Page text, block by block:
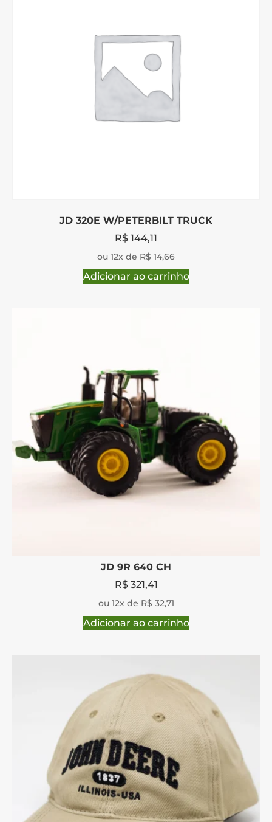
JD 320E W/PETERBILT TRUCK
R$ 144,11
ou 12x de R$ 14,66
Adicionar ao carrinho
JD 9R 640 CH
R$321,41
ou 12x de R$ 32,71
Adicionar ao carrinho